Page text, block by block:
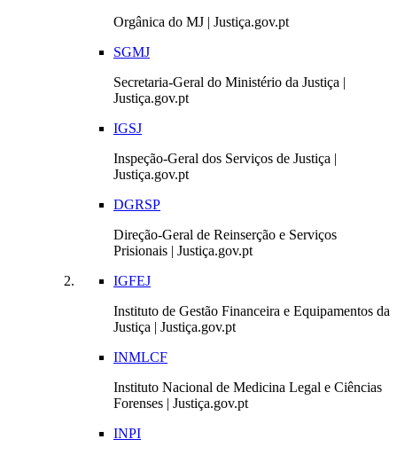
Orgânica do MJ | Justiça.gov.pt
SGMJ
Secretaria-Geral do Ministério da Justiça |
Justiça.gov.pt
IGSJ
Inspeção-Geral dos Serviços de Justiça |
Justiça.gov.pt
DGRSP
Direção-Geral de Reinserção e Serviços
Prisionais | Justiça.gov.pt
IGFEJ
Instituto de Gestão Financeira e Equipamentos da
Justiça | Justiça.gov.pt
INMLCF
Instituto Nacional de Medicina Legal e Ciências
Forenses | Justiça.gov.pt
INPI